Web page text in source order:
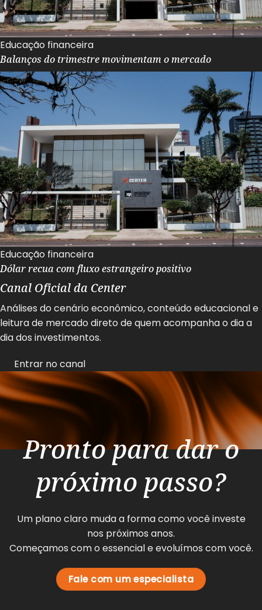
Educação financeira
Balanços do trimestre movimentam o mercado
Educação financeira
Dólar recua com fluxo estrangeiro positivo
Canal Oficial da Center
Análises do cenário econômico, conteúdo educacional e
leitura de mercado direto de quem acompanha o dia a
dia dos investimentos.
Entrar no canal
Pronto para dar o
próximo passo?
Um plano claro muda a forma como você investe
nos próximos anos.
Começamos com o essencial e evoluímos com você.
Fale com um especialista